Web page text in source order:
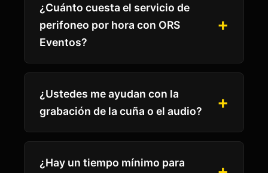
¿Cuánto cuesta el servicio de
perifoneo por hora con ORS
Eventos?
¿Ustedes me ayudan con la
grabación de la cuña o el audio?
¿Hay un tiempo mínimo para